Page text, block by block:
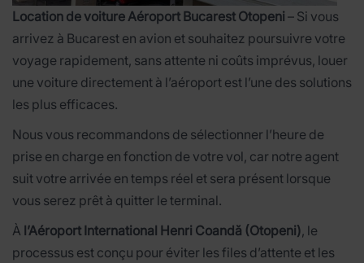
Location de voiture Aéroport Bucarest Otopeni – Si vous
arrivez à Bucarest en avion et souhaitez poursuivre votre
voyage rapidement, sans attente ni coûts imprévus, louer
une voiture directement à l’aéroport est l’une des solutions
les plus efficaces.
Nous vous recommandons de sélectionner l’heure de
prise en charge en fonction de votre vol, car notre agent
suit votre arrivée en temps réel et sera présent lorsque
vous serez prêt à quitter le terminal.
À l’Aéroport International Henri Coandă (Otopeni), le
processus est conçu pour éviter les files d’attente et les